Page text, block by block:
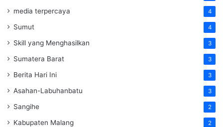
media terpercaya 4
Sumut 4
Skill yang Menghasilkan 3
Sumatera Barat 3
Berita Hari Ini 3
Asahan-Labuhanbatu 3
Sangihe 2
Kabupaten Malang 2